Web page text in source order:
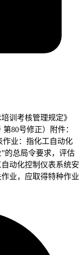
训考核管理规定》
80号修正）附件：
作业：指化工自动化
的总局令要求，评估
动化控制仪表系统安
业，应取得特种作业